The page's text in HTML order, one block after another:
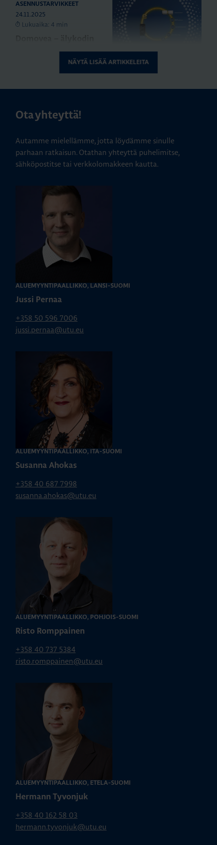
ASENNUSTARVIKKEET
24.11.2025
Lukuaika: 4 min
toiminnot yhdessä
järjestelmässä
ASENNUSTARVIKKEET
Matter – uusi
KATSO KAIKKI ARTIKKELIT
NÄYTÄ LISÄÄ ARTIKKELEITA
Ota yhteyttä!
Autamme mielellämme, jotta löydämme sinulle
parhaan ratkaisun. Otathan yhteyttä puhelimitse,
sähköpostitse tai verkkolomakkeen kautta.
ALUEMYYNTIPÄÄLLIKKÖ, LÄNSI-SUOMI
Jussi Pernaa
+358 50 596 7006
jussi.pernaa@utu.eu
ALUEMYYNTIPÄÄLLIKKÖ, ITÄ-SUOMI
Susanna Ahokas
+358 40 687 7998
susanna.ahokas@utu.eu
ALUEMYYNTIPÄÄLLIKKÖ, POHJOIS-SUOMI
Risto Romppainen
+358 40 737 5384
risto.romppainen@utu.eu
ALUEMYYNTIPÄÄLLIKKÖ, ETELÄ-SUOMI
Hermann Tyvonjuk
+358 40 162 58 03
hermann.tyvonjuk@utu.eu